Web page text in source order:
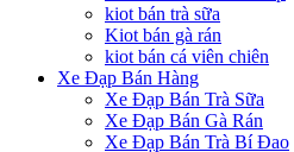
kiot bán trà sữa
Kiot bán gà rán
kiot bán cá viên chiên
Xe Đạp Bán Hàng
Xe Đạp Bán Trà Sữa
Xe Đạp Bán Gà Rán
Xe Đạp Bán Trà Bí Đao